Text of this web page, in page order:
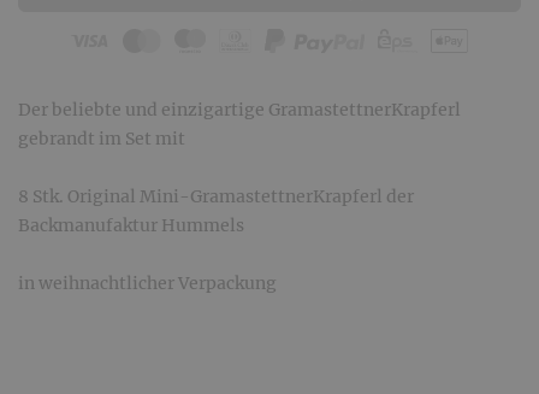
Der beliebte und einzigartige GramastettnerKrapferl
gebrandt im Set mit
8 Stk. Original Mini-GramastettnerKrapferl der
Backmanufaktur Hummels
in weihnachtlicher Verpackung